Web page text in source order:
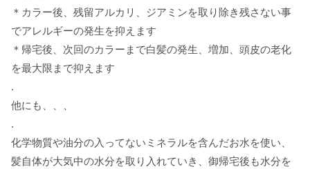
＊カラー後、残留アルカリ、ジアミンを取り除き残さない事
でアレルギーの発生を抑えます
＊帰宅後、次回のカラーまで白髪の発生、増加、頭皮の老化
を最大限まで抑えます
.
他にも、、、
.
化学物質や油分の入ってないミネラルを含んだお水を使い、
髪自体が大気中の水分を取り入れていき、御帰宅後も水分を